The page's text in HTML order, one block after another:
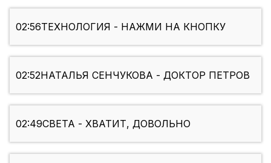
02:56ТЕХНОЛОГИЯ - НАЖМИ НА КНОПКУ
02:52НАТАЛЬЯ СЕНЧУКОВА - ДОКТОР ПЕТРОВ
02:49СВЕТА - ХВАТИТ, ДОВОЛЬНО